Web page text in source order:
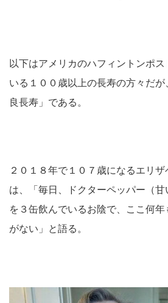
以下はアメリカのハフィントンポ
いる１００歳以上の長寿の方々だ
良長寿」である。
２０１８年で１０７歳になるエリ
は、「毎日、ドクターペッパー（甘
を３缶飲んでいるお陰で、ここ何
がない」と語る。